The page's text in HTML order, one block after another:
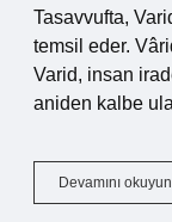
Tasavvufta,
temsil eder.
Varid, insan
aniden kalbe
Devamını okuyun